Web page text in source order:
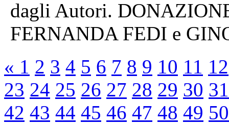
dagli Autori.
FERNANDA FEDI e
« 1 2 3 4 5 6 7 8 9 10 11 12
23 24 25 26 27 28 29 30 31
42 43 44 45 46 47 48 49 50